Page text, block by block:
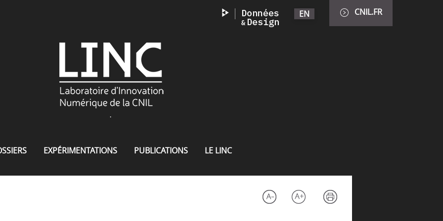
EN CNIL.FR
.
EXPÉRIMENTATIONS PUBLICATIONS LE LINC